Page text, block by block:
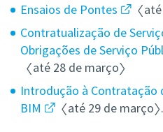
Ensaios de Pontes
〈
Contratualização de
Obrigações de Serviço
〈até 28 de março〉
Introdução à Contratação
BIM
〈até 29 de março〉.